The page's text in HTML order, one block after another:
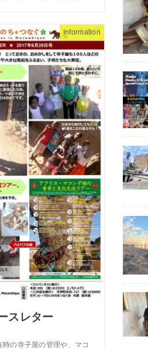
Information
スレター
の寺子屋の管理や、マコ